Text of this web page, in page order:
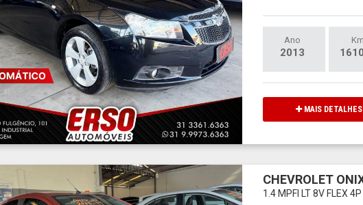
Ano
2013
Km
MAIS DETALHES
CHEVROLET
1.4 MPFI LT 8V FLEX